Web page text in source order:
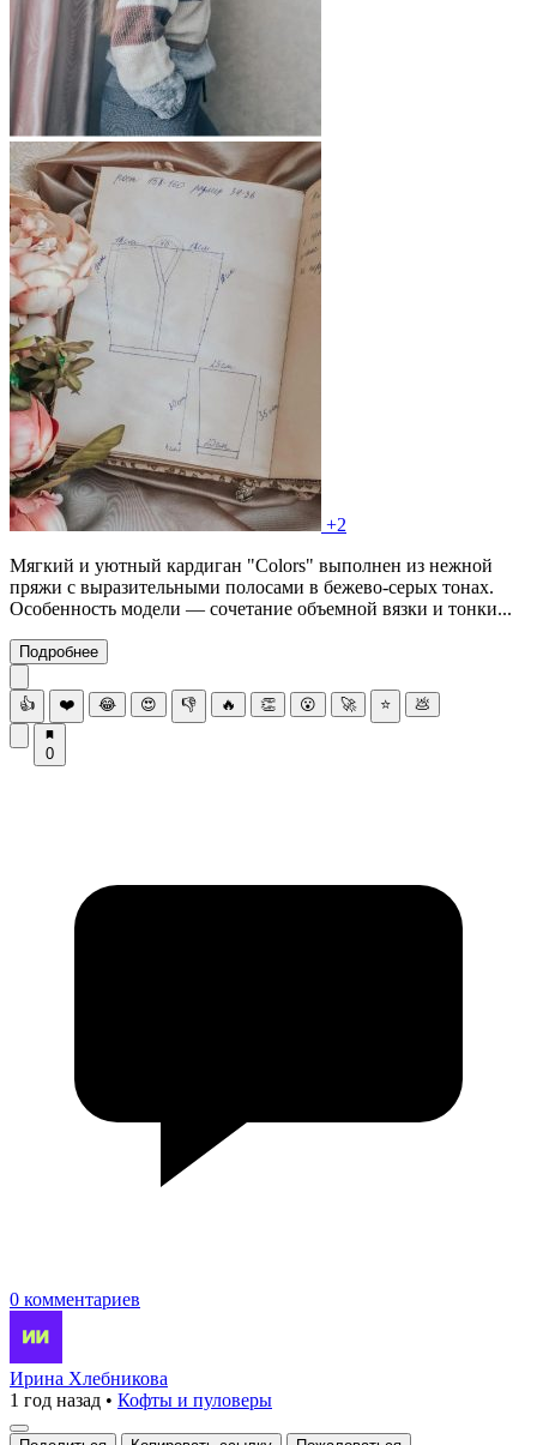
+2
Мягкий и уютный кардиган "Colors" выполнен из нежной
пряжи с выразительными полосами в бежево-серых тонах.
Особенность модели — сочетание объемной вязки и тонки...
Подробнее
👍 ❤️ 😂 😍 👎 🔥 👏 😮 🚀 ⭐ 💩
0
0 комментариев
Ирина Хлебникова
1 год назад • Кофты и пуловеры